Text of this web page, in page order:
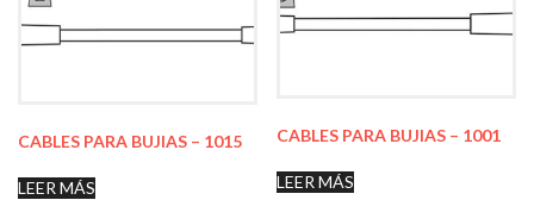
CABLES PARA BUJIAS – 1015
LEER MÁS
CABLES PARA BUJIAS – 1001
LEER MÁS